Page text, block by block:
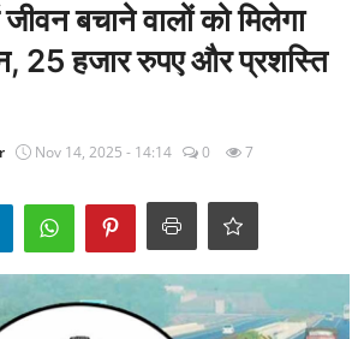
बचाने वालों को मिलेगा
25 हजार रुपए और प्रशस्ति
Nov 14, 2025 - 14:14 0 7